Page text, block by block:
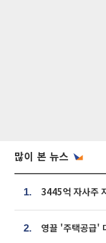
많이 본 뉴스
1.
2.